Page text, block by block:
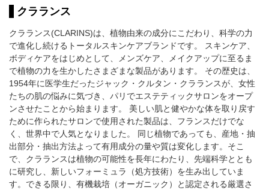
クラランス
クラランス(CLARINS)は、植物由来の成分にこだわり、科学の力
で進化し続けるトータルスキンケアブランドです。 スキンケア、
ボディケアをはじめとして、メンズケア、メイクアップに至るま
で植物の力を生かしたさまざまな製品があります。 その歴史は、
1954年に医学生だったジャック・クルタン・クラランスが、女性
たちの肌の悩みに気づき、パリでエステティックサロンをオープ
ンさせたことから始まります。 美しい肌と健やかな体を取り戻す
ために作られたサロンで使用された製品は、フランスだけでな
く、世界中で人気となりました。 同じ植物であっても、産地・抽
出部分・抽出方法よって有用成分の量や質は変化します。そこ
で、クラランスは植物の可能性を長年にわたり、先端科学ととも
に研究し、新しいフォーミュラ（処方技術）を生み出していま
す。できる限り、有機栽培（オーガニック）と認定される厳選さ